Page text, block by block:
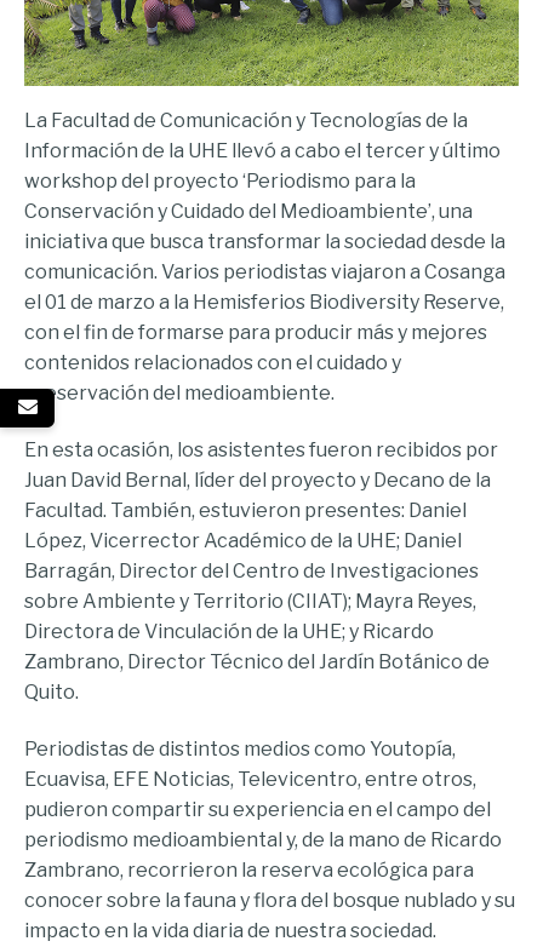
La Facultad de Comunicación y Tecnologías de la
Información de la UHE llevó a cabo el tercer y último
workshop del proyecto ‘Periodismo para la
Conservación y Cuidado del Medioambiente’, una
iniciativa que busca transformar la sociedad desde la
comunicación. Varios periodistas viajaron a Cosanga
el 01 de marzo a la Hemisferios Biodiversity Reserve,
con el fin de formarse para producir más y mejores
contenidos relacionados con el cuidado y
preservación del medioambiente.
En esta ocasión, los asistentes fueron recibidos por
Juan David Bernal, líder del proyecto y Decano de la
Facultad. También, estuvieron presentes: Daniel
López, Vicerrector Académico de la UHE; Daniel
Barragán, Director del Centro de Investigaciones
sobre Ambiente y Territorio (CIIAT); Mayra Reyes,
Directora de Vinculación de la UHE; y Ricardo
Zambrano, Director Técnico del Jardín Botánico de
Quito.
Periodistas de distintos medios como Youtopía,
Ecuavisa, EFE Noticias, Televicentro, entre otros,
pudieron compartir su experiencia en el campo del
periodismo medioambiental y, de la mano de Ricardo
Zambrano, recorrieron la reserva ecológica para
conocer sobre la fauna y flora del bosque nublado y su
impacto en la vida diaria de nuestra sociedad.